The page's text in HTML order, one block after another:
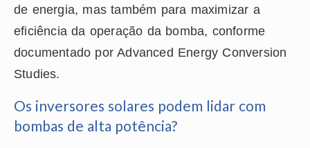
de energia, mas também para maximizar a
eficiência da operação da bomba, conforme
documentado por Advanced Energy Conversion
Studies.
Os inversores solares podem lidar com
bombas de alta potência?